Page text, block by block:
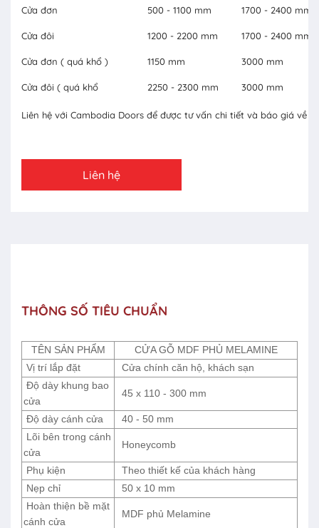
Cửa đơn 500 - 1100 mm 1700 - 2400 mm
Cửa đôi 1200 - 2200 mm 1700 - 2400 mm
Cửa đơn ( quá khổ ) 1150 mm 3000 mm
Cửa đôi ( quá khổ 2250 - 2300 mm 3000 mm
Liên hệ với Cambodia Doors để được tư vấn chi tiết và báo giá về
Liên hệ
THÔNG SỐ TIÊU CHUẨN
TÊN SẢN PHẨM
CỬA GỖ MDF PHỦ MELAMINE
Vị trí lắp đặt
Cửa chính căn hộ, khách sạn
Độ dày khung bao
cửa
45 x 110 - 300 mm
Độ dày cánh cửa
40 - 50 mm
Lõi bên trong cánh
cửa
Honeycomb
Phụ kiện
Theo thiết kế của khách hàng
Nẹp chỉ
50 x 10 mm
Hoàn thiện bề mặt
cánh cửa
MDF phủ Melamine